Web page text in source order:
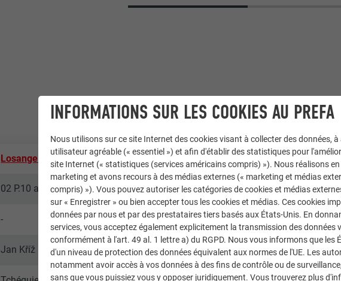
Losange de toiture 29 × 29 ,Gouttière demi-ronde ,Toiture PREFALZ
02 P.10 anthracite
-
Jan Kříž
INFORMATIONS SUR LES COOKIES AU PREFA
Nous utilisons sur ce site Internet des cookies visant à collecter des données,
utilisateur agréable (« essentiel ») et afin d'établir des statistiques pour
site Internet (« statistiques (services américains compris) »). Nous réalisons
marketing et avons recours à des médias externes (« marketing et médias
compris) »). Vous pouvez autoriser les catégories de cookies et médias
sur « Enregistrer » ou bien accepter tous les cookies et médias. Ces cookies
données par nous et par des prestataires tiers basés aux États-Unis. En
services, vous acceptez également explicitement la transmission des données
conformément à l'art. 49 al. 1 lettre a) du RGPD. Nous vous informons que les
d'un niveau de protection des données équivalent aux normes de l'UE. Les
notamment avoir accès à vos données à des fins de contrôle ou de
sans que vous puissiez vous y opposer juridiquement. Vous trouverez plus